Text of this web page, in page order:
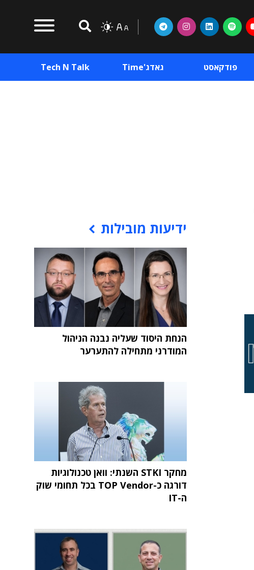
פודקאסט גאדג'Time Tech N Talk
ידיעות מובילות
הנחת היסוד שעליה נבנה הניהול
המודרני מתחילה להתערער
מחקר STKI השנתי: וואן טכנולוגיות
דורגה כ-TOP Vendor בכל תחומי שוק
ה-IT